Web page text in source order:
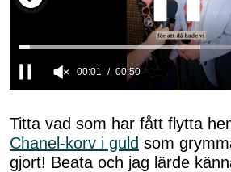
of
50
seconds
00:02 00:50
Titta vad som har fått flytta
Chanel-korv i guld som
gjort! Beata och jag lärde